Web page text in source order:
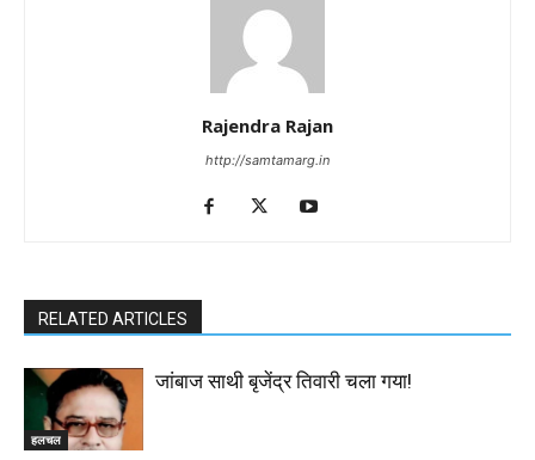
Rajendra Rajan
http://samtamarg.in
RELATED ARTICLES
हलचल
जांबाज साथी बृजेंद्र तिवारी चला गया!